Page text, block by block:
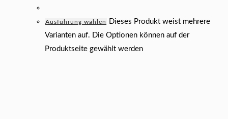
Ausführung wählen
Dieses Produkt weist mehrere
Varianten auf. Die Optionen können auf der
Produktseite gewählt werden